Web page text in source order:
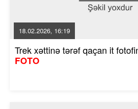
18.02.2026, 16:19
Trek xəttinə tərəf qaçan it
FOTO